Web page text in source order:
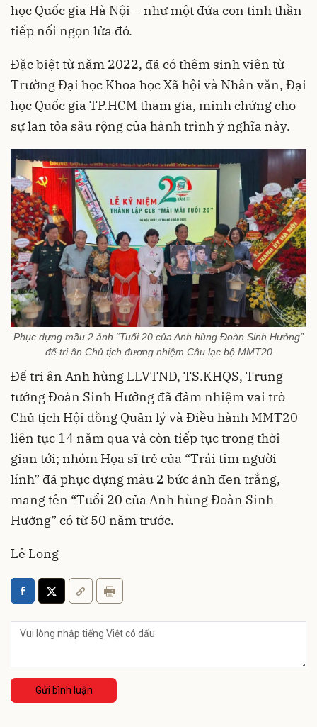
học Quốc gia Hà Nội – như một đứa con tinh thần
tiếp nối ngọn lửa đó.
Đặc biệt từ năm 2022, đã có thêm sinh viên từ
Trường Đại học Khoa học Xã hội và Nhân văn, Đại
học Quốc gia TP.HCM tham gia, minh chứng cho
sự lan tỏa sâu rộng của hành trình ý nghĩa này.
Phục dựng mầu 2 ảnh “Tuổi 20 của Anh hùng Đoàn Sinh Hưởng”
để tri ân Chủ tịch đương nhiệm Câu lạc bộ MMT20
Để tri ân Anh hùng LLVTND, TS.KHQS, Trung
tướng Đoàn Sinh Hưởng đã đảm nhiệm vai trò
Chủ tịch Hội đồng Quản lý và Điều hành MMT20
liên tục 14 năm qua và còn tiếp tục trong thời
gian tới; nhóm Họa sĩ trẻ của “Trái tim người
lính” đã phục dựng màu 2 bức ảnh đen trắng,
mang tên “Tuổi 20 của Anh hùng Đoàn Sinh
Hưởng” có từ 50 năm trước.
Lê Long
Gửi bình luận